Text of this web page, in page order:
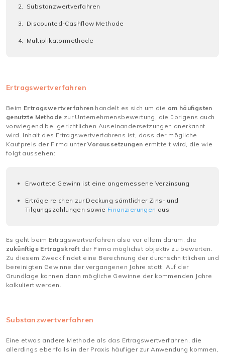
Substanzwertverfahren
Discounted-Cashflow Methode
Multiplikatormethode
Ertragswertverfahren
Beim Ertragswertverfahren handelt es sich um die am häufigsten
genutzte Methode zur Unternehmensbewertung, die übrigens auch
vorwiegend bei gerichtlichen Auseinandersetzungen anerkannt
wird. Inhalt des Ertragswertverfahrens ist, dass der mögliche
Kaufpreis der Firma unterVoraussetzungen ermittelt wird, die wie
folgt aussehen:
Erwartete Gewinn ist eine angemessene Verzinsung
Erträge reichen zur Deckung sämtlicher Zins- und
Tilgungszahlungen sowie Finanzierungen aus
Es geht beim Ertragswertverfahren also vor allem darum, die
zukünftige Ertragskraft der Firma möglichst objektiv zu bewerten.
Zu diesem Zweck findet eine Berechnung der durchschnittlichen und
bereinigten Gewinne der vergangenen Jahre statt. Auf der
Grundlage können dann mögliche Gewinne der kommenden Jahre
kalkuliert werden.
Substanzwertverfahren
Eine etwas andere Methode als das Ertragswertverfahren, die
allerdings ebenfalls in der Praxis häufiger zur Anwendung kommen,